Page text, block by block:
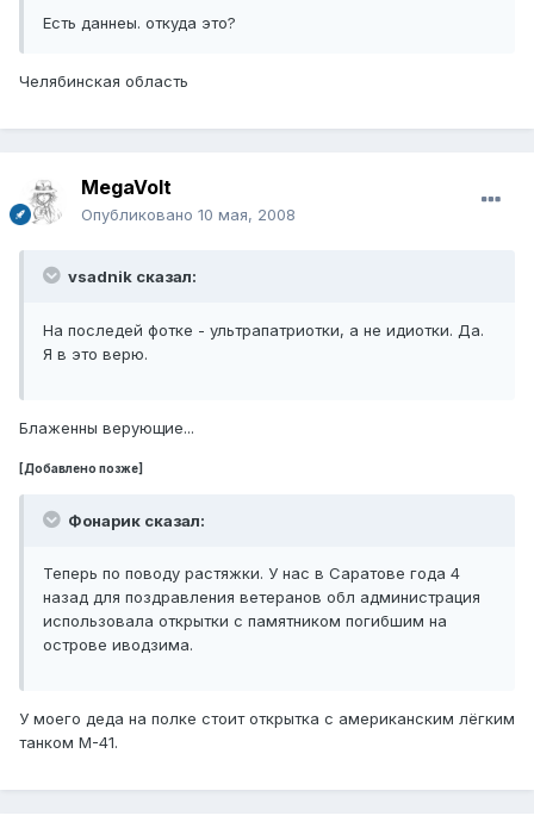
Есть даннеы. откуда это?
Челябинская область
MegaVolt
Опубликовано 10 мая, 2008
vsadnik сказал:
На последей фотке - ультрапатриотки, а не идиотки. Да.
Я в это верю.
Блаженны верующие...
[Добавлено позже]
Фонарик сказал:
Теперь по поводу растяжки. У нас в Саратове года 4
назад для поздравления ветеранов обл администрация
использовала открытки с памятником погибшим на
острове иводзима.
У моего деда на полке стоит открытка с американским лёгким
танком М-41.